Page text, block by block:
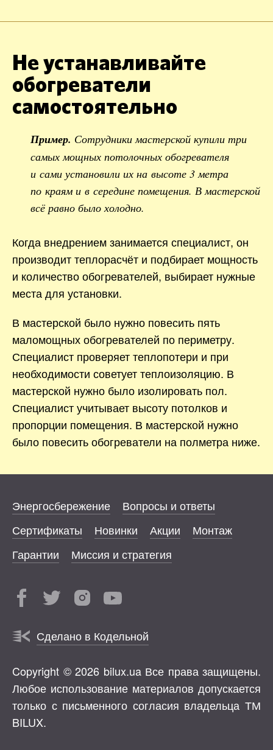
Не устанавливайте
обогреватели
самостоятельно
Пример. Сотрудники мастерской купили три
самых мощных потолочных обогревателя
и сами установили их на высоте 3 метра
по краям и в середине помещения. В мастерской
всё равно было холодно.
Когда внедрением занимается специалист, он
производит теплорасчёт и подбирает мощность
и количество обогревателей, выбирает нужные
места для установки.
В мастерской было нужно повесить пять
маломощных обогревателей по периметру.
Специалист проверяет теплопотери и при
необходимости советует теплоизоляцию. В
мастерской нужно было изолировать пол.
Специалист учитывает высоту потолков и
пропорции помещения. В мастерской нужно
было повесить обогреватели на полметра ниже.
Энергосбережение
Вопросы и ответы
Сертификаты
Новинки Акции
Монтаж
Гарантии
Миссия и стратегия
Сделано в Кодельной
Copyright © 2026 bilux.ua Все права защищены.
Любое использование материалов допускается
только с письменного согласия владельца ТМ
BILUX.